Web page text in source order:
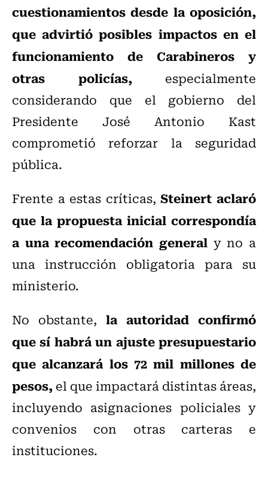
cuestionamientos desde la oposición,
que advirtió posibles impactos en el
funcionamiento de Carabineros y
otras policías,especialmente
considerando que el gobierno del
Presidente José Antonio Kast
comprometió reforzar la seguridad
pública.
Frente a estas críticas,Steinert aclaró
que la propuesta inicial correspondía
a una recomendación general y no a
una instrucción obligatoria para su
ministerio.
No obstante, la autoridad confirmó
que sí habrá un ajuste presupuestario
que alcanzará los 72 mil millones de
pesos,el que impactará distintas áreas,
incluyendo asignaciones policiales y
convenios con otras carteras e
instituciones.